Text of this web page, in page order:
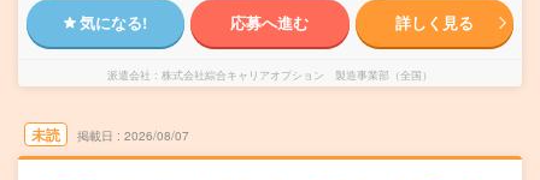
気になる! 応募へ進む 詳しく見る
派遣会社 株式会社綜合キャリアオプション 製造事業部（全国）
未読 掲載日 2026/08/07